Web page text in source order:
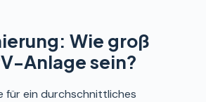
Wie groß
Anlage sein?
für ein durchschnittliches